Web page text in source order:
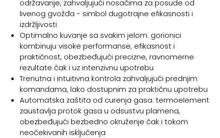
održavanje, zahvaljujući nosačima za posude od
livenog gvožđa - simbol dugotrajne efikasnosti i
izdržljivosti
Optimalno kuvanje sa svakim jelom: gorionici
kombinuju visoke performanse, efikasnost i
praktičnost, obezbeđujući precizne, ravnomerne
rezultate čak i uz intenzivnu upotrebu
Trenutna i intuitivna kontrola zahvaljujući prednjim
komandama, lako dostupnim za praktičnu upotrebu
Automatska zaštita od curenja gasa: termoelement
zaustavlja protok gasa u odsustvu plamena,
obezbeđujući bezbedno okruženje čak i tokom
neočekivanih isključenja